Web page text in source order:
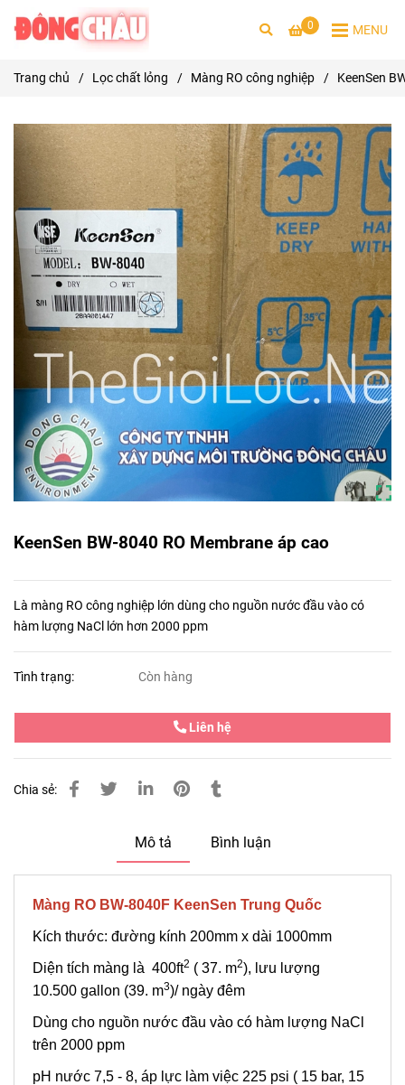
0 MENU
Trang chủ / Lọc chất lỏng / Màng RO công nghiệp / KeenSen
KeenSen BW-8040 RO Membrane áp cao
Là màng RO công nghiệp lớn dùng cho nguồn nước đầu vào có
hàm lượng NaCl lớn hơn 2000 ppm
Tình trạng: Còn hàng
Liên hệ
Chia sẻ:
Mô tả Bình luận
Màng RO BW-8040F KeenSen Trung Quốc
Kích thước: đường kính 200mm x dài 1000mm
Diện tích màng là 400ft2 ( 37. m2), lưu lượng
10.500 gallon (39. m3)/ ngày đêm
Dùng cho nguồn nước đầu vào có hàm lượng NaCl
trên 2000 ppm
pH nước 7,5 - 8, áp lực làm việc 225 psi ( 15 bar, 15